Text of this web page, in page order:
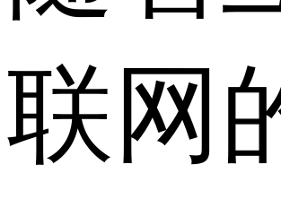
联网